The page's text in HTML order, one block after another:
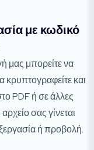
με κωδικό
μας μπορείτε να
και
PDF ή σε άλλες
σας γίνεται
ή προβολή.